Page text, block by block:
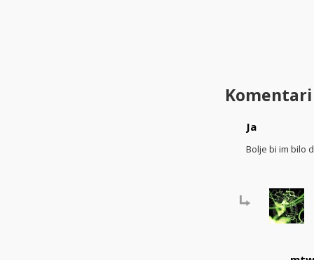
Komentari
Ja
Bolje bi im bilo